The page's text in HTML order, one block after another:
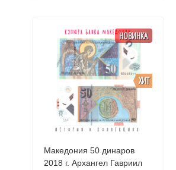
ХИТ
НОВИНКА
Македония 50 динаров
2018 г. Архангел Гавриил